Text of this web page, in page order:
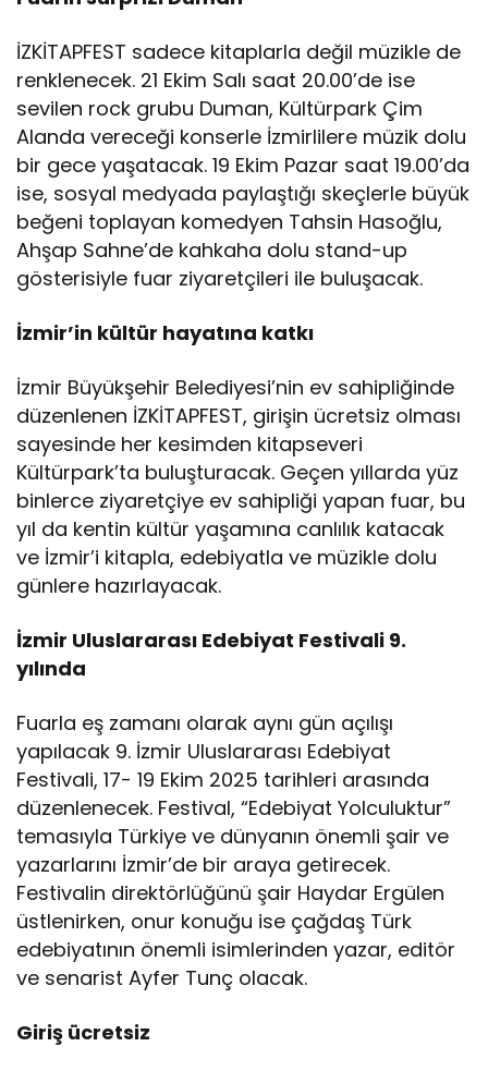
İZKİTAPFEST sadece kitaplarla değil müzikle de
renklenecek. 21 Ekim Salı saat 20.00’de ise
sevilen rock grubu Duman, Kültürpark Çim
Alanda vereceği konserle İzmirlilere müzik dolu
bir gece yaşatacak. 19 Ekim Pazar saat 19.00’da
ise, sosyal medyada paylaştığı skeçlerle büyük
beğeni toplayan komedyen Tahsin Hasoğlu,
Ahşap Sahne’de kahkaha dolu stand-up
gösterisiyle fuar ziyaretçileri ile buluşacak.
İzmir’in kültür hayatına katkı
İzmir Büyükşehir Belediyesi’nin ev sahipliğinde
düzenlenen İZKİTAPFEST, girişin ücretsiz olması
sayesinde her kesimden kitapseveri
Kültürpark’ta buluşturacak. Geçen yıllarda yüz
binlerce ziyaretçiye ev sahipliği yapan fuar, bu
yıl da kentin kültür yaşamına canlılık katacak
ve İzmir’i kitapla, edebiyatla ve müzikle dolu
günlere hazırlayacak.
İzmir Uluslararası Edebiyat Festivali 9.
yılında
Fuarla eş zamanı olarak aynı gün açılışı
yapılacak 9. İzmir Uluslararası Edebiyat
Festivali, 17- 19 Ekim 2025 tarihleri arasında
düzenlenecek. Festival, “Edebiyat Yolculuktur”
temasıyla Türkiye ve dünyanın önemli şair ve
yazarlarını İzmir’de bir araya getirecek.
Festivalin direktörlüğünü şair Haydar Ergülen
üstlenirken, onur konuğu ise çağdaş Türk
edebiyatının önemli isimlerinden yazar, editör
ve senarist Ayfer Tunç olacak.
Giriş ücretsiz